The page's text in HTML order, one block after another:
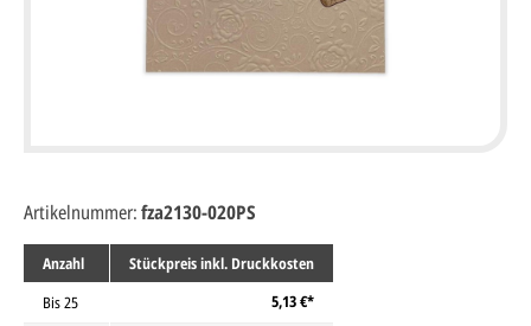
Anzahl
Stückpreis inkl. Druckkosten
Bis25
5,13 €*
Artikelnummer:fza2130-020PS